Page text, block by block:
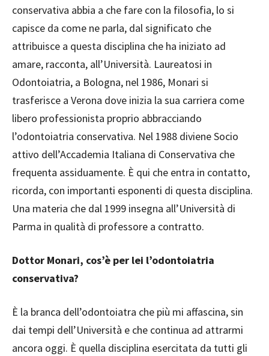
conservativa abbia a che fare con la filosofia, lo si
capisce da come ne parla, dal significato che
attribuisce a questa disciplina che ha iniziato ad
amare, racconta, all’Università. Laureatosi in
Odontoiatria, a Bologna, nel 1986, Monari si
trasferisce a Verona dove inizia la sua carriera come
libero professionista proprio abbracciando
l’odontoiatria conservativa. Nel 1988 diviene Socio
attivo dell’Accademia Italiana di Conservativa che
frequenta assiduamente. È qui che entra in contatto,
ricorda, con importanti esponenti di questa disciplina.
Una materia che dal 1999 insegna all’Università di
Parma in qualità di professore a contratto.
Dottor Monari, cos’è per lei l’odontoiatria
conservativa?
È la branca dell’odontoiatra che più mi affascina, sin
dai tempi dell’Università e che continua ad attrarmi
ancora oggi. È quella disciplina esercitata da tutti gli